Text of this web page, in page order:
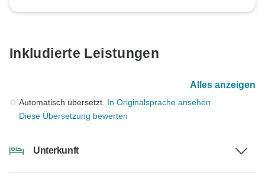
Inkludierte Leistungen
Alles anzeigen
Automatisch übersetzt. In Originalsprache ansehen
Diese Übersetzung bewerten
Unterkunft